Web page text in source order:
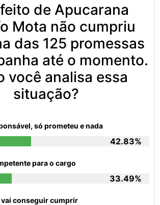
de Apucarana
Mota não cumpriu
das 125 promessas
até o momento.
você analisa essa
situação?
só prometeu e nada
42.83%
para o cargo
33.49%
vai conseguir cumprir